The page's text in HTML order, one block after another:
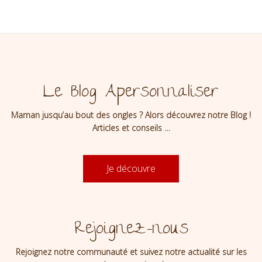
Le Blog Apersonnaliser
Maman jusqu’au bout des ongles ? Alors découvrez notre Blog !
Articles et conseils …
Je découvre
Rejoignez-nous
Rejoignez notre communauté et suivez notre actualité sur les